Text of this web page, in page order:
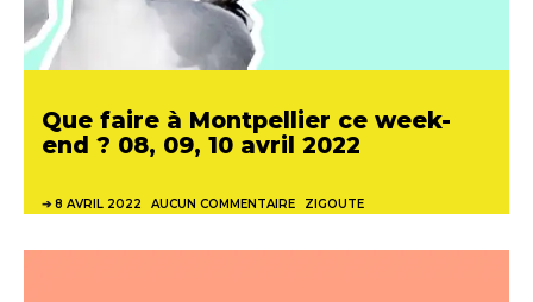
Que faire à Montpellier ce week-
end ? 08, 09, 10 avril 2022
8 AVRIL 2022 AUCUN COMMENTAIRE ZIGOUTE